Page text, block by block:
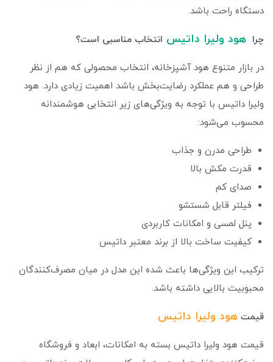
دستگاه راحت باشد.
چرا هود ولیرا داتیس انتخاب مناسبی است؟
در بازار متنوع هود آشپزخانه، انتخاب محصولی که هم از نظر
طراحی و هم عملکرد رضایت‌بخش باشد اهمیت زیادی دارد. هود
ولیرا داتیس با توجه به ویژگی‌های زیر انتخابی هوشمندانه
محسوب می‌شود:
طراحی مدرن و جذاب
قدرت مکش بالا
صدای کم
فیلتر قابل شستشو
پنل لمسی و امکانات کاربردی
کیفیت ساخت بالا از برند معتبر داتیس
ترکیب این ویژگی‌ها باعث شده این مدل در میان مصرف‌کنندگان
محبوبیت بالایی داشته باشد.
قیمت هود ولیرا داتیس
قیمت هود ولیرا داتیس بسته به امکانات، ابعاد و فروشگاه